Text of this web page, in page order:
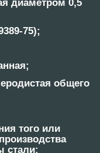
диаметром 0,5
75);
общего
того или
стали: